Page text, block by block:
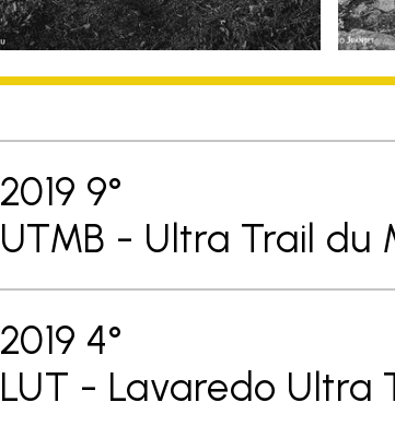
2019 9°
UTMB - Ultra Trail du
2019 4°
LUT - Lavaredo Ultra